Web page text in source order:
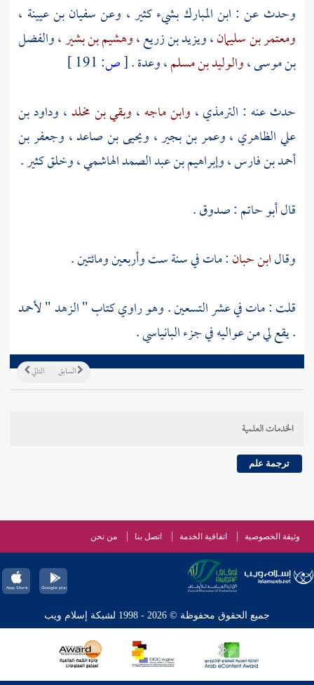
وحدث عن : ابن المبارك بشيء كثير ، وعنسفيان بن عيينة ،
ومعتمر بن سليمان،ويزيد بن زريع،وهشيم بن بشير،والفضل
بن موسى،والوليد بن مسلم، وعدة .[ص:
حدث عنه : الترمذي، وابن ماجه ، وبقي بن مخلد، وداود بن
علي الظاهري ،وعمر بن بجير، ويحيى بن صاعد، وجعفر بن
أحمد بن فارس،وإبراهيم بن عبد الصمد الهاشمي، وخلق كثير .
قالأبو حاتم: صدوق .
وقالابن حبان: مات في سنة ست وأربعين ومائتين .
قلت : مات في عشر التسعين . وهو راوي كتاب " الزهد "لأحمد
. يقع لي من عواليه في جزء البانياسي .
التالي السابق
الخدمات العلمية
ترجمة علم
وثيقة الخصوصية اتفاقية الخدمة اتصل بنا من نحن
جميع الحقوق محفوظة © 2026 - 1998 لشبكة إسلام ويب